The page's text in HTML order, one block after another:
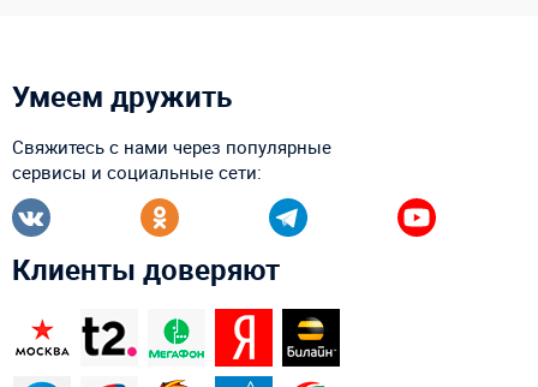
Умеем дружить
Свяжитесь с нами через популярные
сервисы и социальные сети:
Клиенты доверяют